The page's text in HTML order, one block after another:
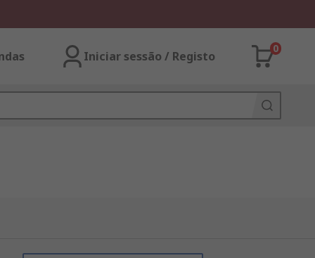
Iniciar sessão / Registo
0